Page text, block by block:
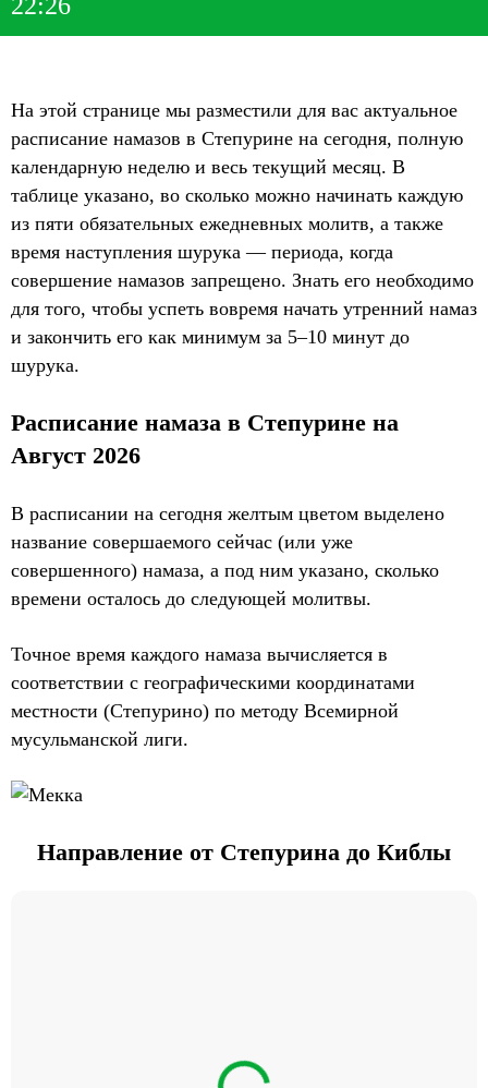
На этой странице мы разместили для вас актуальное
расписание намазов в Степурине на сегодня, полную
календарную неделю и весь текущий месяц. В
таблице указано, во сколько можно начинать каждую
из пяти обязательных ежедневных молитв, а также
время наступления шурука — периода, когда
совершение намазов запрещено. Знать его необходимо
для того, чтобы успеть вовремя начать утренний намаз
и закончить его как минимум за 5–10 минут до
шурука.
Расписание намаза в Степурине на
Август 2026
В расписании на сегодня желтым цветом выделено
название совершаемого сейчас (или уже
совершенного) намаза, а под ним указано, сколько
времени осталось до следующей молитвы.
Точное время каждого намаза вычисляется в
соответствии с географическими координатами
местности (Степурино) по методу Всемирной
мусульманской лиги.
Направление от Степурина до Киблы